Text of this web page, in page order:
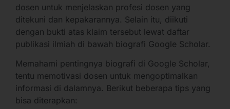
dosen untuk menjelaskan profesi dosen yang
ditekuni dan kepakarannya. Selain itu, diikuti
dengan bukti atas klaim tersebut lewat daftar
publikasi ilmiah di bawah biografi Google Scholar.
Memahami pentingnya biografi di Google Scholar,
tentu memotivasi dosen untuk mengoptimalkan
informasi di dalamnya. Berikut beberapa tips yang
bisa diterapkan: